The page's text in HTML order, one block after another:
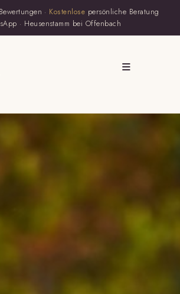
· Kostenlose persönliche Beratung
· Heusenstamm bei Offenbach
≡